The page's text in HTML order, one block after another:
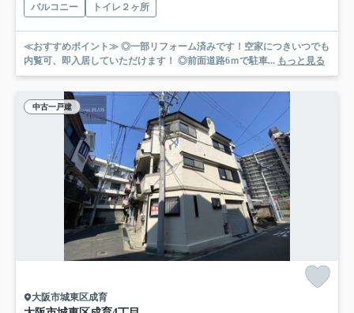
バルコニー
トイレ２ヶ所
≪おすすめポイント≫ ◎一部リフォーム済みです！空家につきいつでも
内覧可、即入居していただけます！ ◎前面道路6ｍで駐車... もっと見る
中古一戸建
大阪市城東区成育